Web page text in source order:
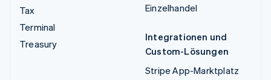
Tax
Terminal
Treasury
Einzelhandel
Integrationen und
Custom-Lösungen
Stripe App-Marktplatz